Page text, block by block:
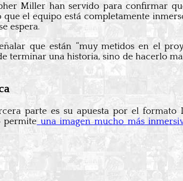
Miller han servido para confirmar
el equipo está completamente
espera.
que están “muy metidos en el
terminar una historia, sino de hacerlo
parte es su apuesta por el formato
permite una imagen mucho más